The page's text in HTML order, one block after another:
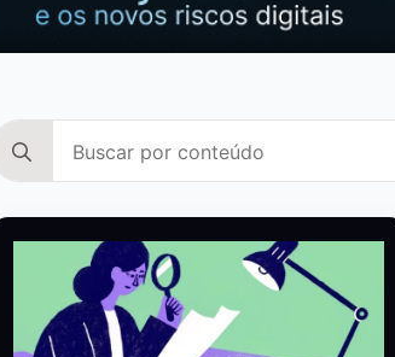
for: